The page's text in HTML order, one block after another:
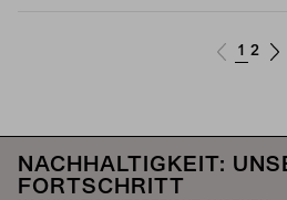
1 2
NACHHALTIGKEIT:
FORTSCHRITT